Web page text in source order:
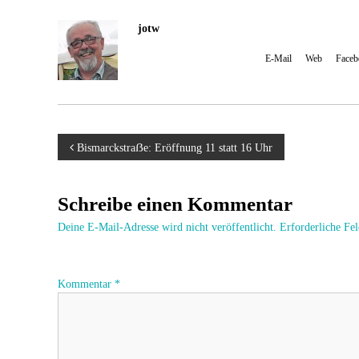
ok
jotw
E-Mail Web
B
i
r
Bismarckstraẞe: Eröffnung 11 statt 16 Uhr
Schreibe einen Kommentar
Deine E-Mail-Adresse wird nicht veröffentlicht. Erforderliche
Kommentar *